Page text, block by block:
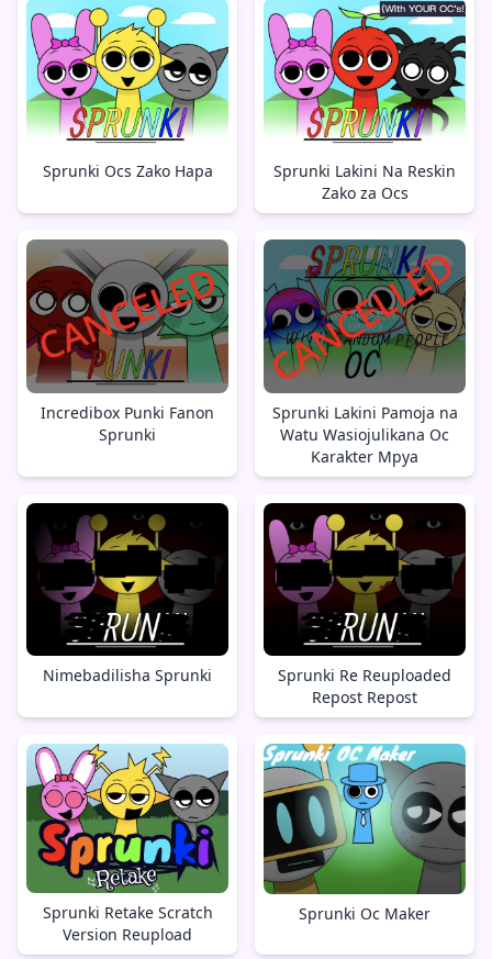
Sprunki Ocs Zako Hapa
Sprunki Lakini Na Reskin
Zako za Ocs
Incredibox Punki Fanon
Sprunki
Sprunki Lakini Pamoja na
Watu Wasiojulikana Oc
Karakter Mpya
Nimebadilisha Sprunki
Sprunki Re Reuploaded
Repost Repost
Sprunki Retake Scratch
Version Reupload
Sprunki Oc Maker